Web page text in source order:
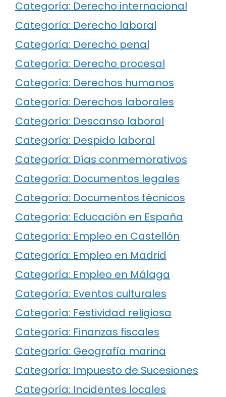
Categoría: Derecho internacional
Categoría: Derecho laboral
Categoría: Derecho penal
Categoría: Derecho procesal
Categoría: Derechos humanos
Categoría: Derechos laborales
Categoría: Descanso laboral
Categoría: Despido laboral
Categoría: Días conmemorativos
Categoría: Documentos legales
Categoría: Documentos técnicos
Categoría: Educación en España
Categoría: Empleo en Castellón
Categoría: Empleo en Madrid
Categoría: Empleo en Málaga
Categoría: Eventos culturales
Categoría: Festividad religiosa
Categoría: Finanzas fiscales
Categoría: Geografía marina
Categoría: Impuesto de Sucesiones
Categoría: Incidentes locales